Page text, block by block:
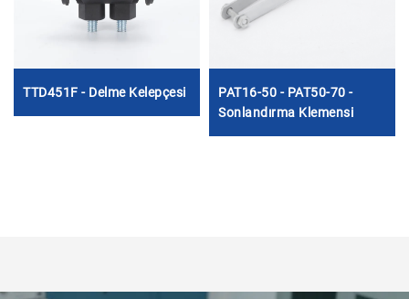
TTD451F - Delme Kelepçesi
PAT16-50 - PAT50-70 -
Sonlandırma Klemensi